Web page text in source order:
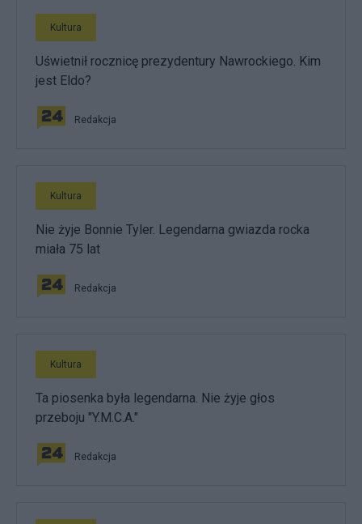
Kultura
Uświetnił rocznicę prezydentury Nawrockiego. Kim
jest Eldo?
Redakcja
Kultura
Nie żyje Bonnie Tyler. Legendarna gwiazda rocka
miała 75 lat
Redakcja
Kultura
Ta piosenka była legendarna. Nie żyje głos
przeboju "Y.M.C.A."
Redakcja